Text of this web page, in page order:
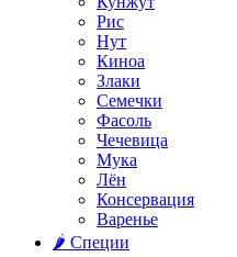
Рис
Нут
Киноа
Злаки
Семечки
Фасоль
Чечевица
Мука
Лён
Консервация
Варенье
🌶️ Специи